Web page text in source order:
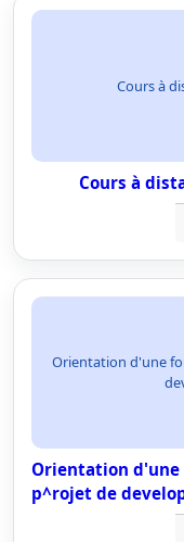
Cours à
Cours à
Orientation d'une
Orientation d'une
p^rojet de